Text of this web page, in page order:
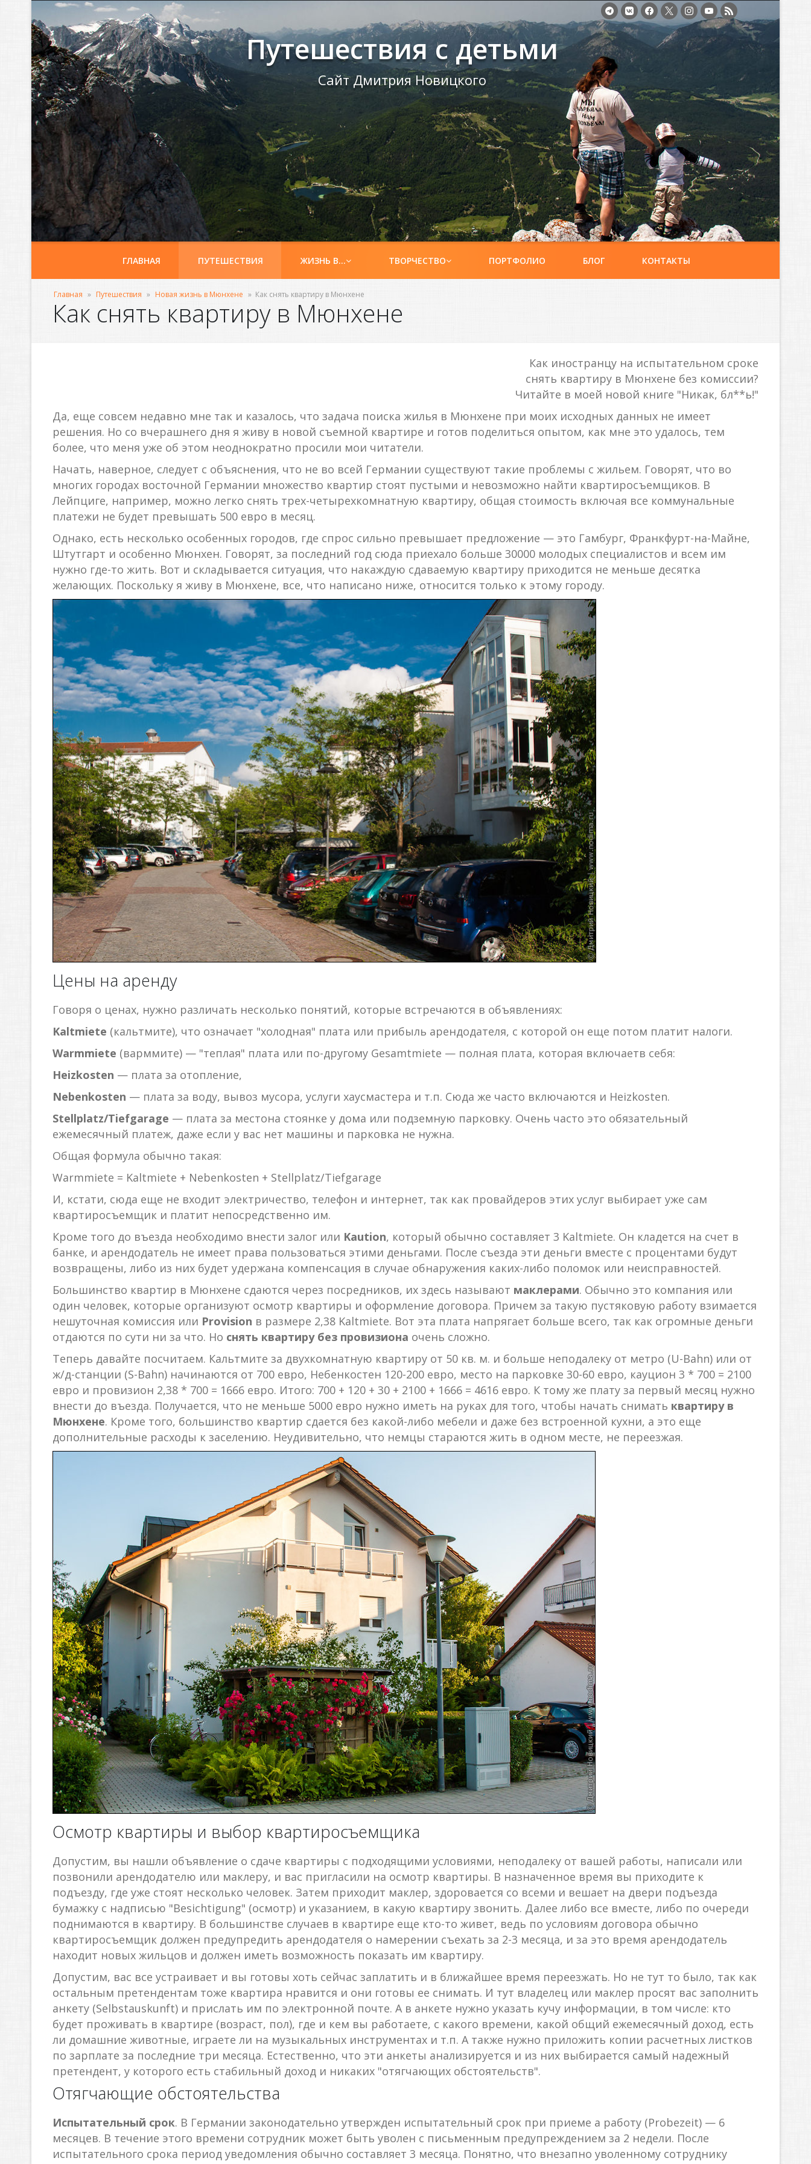
Путешествия с детьми
Сайт Дмитрия Новицкого
ГЛАВНАЯ ПУТЕШЕСТВИЯ ЖИЗНЬ В… ТВОРЧЕСТВО ПОРТФОЛИО БЛОГ КОНТАКТЫ
Главная » Путешествия » Новая жизнь в Мюнхене » Как снять квартиру в Мюнхене
Как снять квартиру в Мюнхене
Как иностранцу на испытательном сроке
снять квартиру в Мюнхене без комиссии?
Читайте в моей новой книге "Никак, бл**ь!"
Да, еще совсем недавно мне так и казалось, что задача поиска жилья в Мюнхене при моих исходных данных не имеет
решения. Но со вчерашнего дня я живу в новой съемной квартире и готов поделиться опытом, как мне это удалось, тем
более, что меня уже об этом неоднократно просили мои читатели.
Начать, наверное, следует с объяснения, что не во всей Германии существуют такие проблемы с жильем. Говорят, что во
многих городах восточной Германии множество квартир стоят пустыми и невозможно найти квартиросъемщиков. В
Лейпциге, например, можно легко снять трех-четырехкомнатную квартиру, общая стоимость включая все коммунальные
платежи не будет превышать 500 евро в месяц.
Однако, есть несколько особенных городов, где спрос сильно превышает предложение — это Гамбург, Франкфурт-на-Майне,
Штутгарт и особенно Мюнхен. Говорят, за последний год сюда приехало больше 30000 молодых специалистов и всем им
нужно где-то жить. Вот и складывается ситуация, что накаждую сдаваемую квартиру приходится не меньше десятка
желающих. Поскольку я живу в Мюнхене, все, что написано ниже, относится только к этому городу.
Цены на аренду
Говоря о ценах, нужно различать несколько понятий, которые встречаются в объявлениях:
Kaltmiete (кальтмите), что означает "холодная" плата или прибыль арендодателя, с которой он еще потом платит налоги.
Warmmiete (варммите) — "теплая" плата или по-другому Gesamtmiete — полная плата, которая включаетв себя:
Heizkosten — плата за отопление,
Nebenkosten — плата за воду, вывоз мусора, услуги хаусмастера и т.п. Сюда же часто включаются и Heizkosten.
Stellplatz/Tiefgarage — плата за местона стоянке у дома или подземную парковку. Очень часто это обязательный
ежемесячный платеж, даже если у вас нет машины и парковка не нужна.
Общая формула обычно такая:
Warmmiete = Kaltmiete + Nebenkosten + Stellplatz/Tiefgarage
И, кстати, сюда еще не входит электричество, телефон и интернет, так как провайдеров этих услуг выбирает уже сам
квартиросъемщик и платит непосредственно им.
Кроме того до въезда необходимо внести залог или Kaution, который обычно составляет 3 Kaltmiete. Он кладется на счет в
банке, и арендодатель не имеет права пользоваться этими деньгами. После съезда эти деньги вместе с процентами будут
возвращены, либо из них будет удержана компенсация в случае обнаружения каких-либо поломок или неисправностей.
Большинство квартир в Мюнхене сдаются через посредников, их здесь называют маклерами. Обычно это компания или
один человек, которые организуют осмотр квартиры и оформление договора. Причем за такую пустяковую работу взимается
нешуточная комиссия или Provision в размере 2,38 Kaltmiete. Вот эта плата напрягает больше всего, так как огромные деньги
отдаются по сути ни за что. Но снять квартиру без провизиона очень сложно.
Теперь давайте посчитаем. Кальтмите за двухкомнатную квартиру от 50 кв. м. и больше неподалеку от метро (U-Bahn) или от
ж/д-станции (S-Bahn) начинаются от 700 евро, Небенкостен 120-200 евро, место на парковке 30-60 евро, кауцион 3 * 700 = 2100
евро и провизион 2,38 * 700 = 1666 евро. Итого: 700 + 120 + 30 + 2100 + 1666 = 4616 евро. К тому же плату за первый месяц нужно
внести до въезда. Получается, что не меньше 5000 евро нужно иметь на руках для того, чтобы начать снимать квартиру в
Мюнхене. Кроме того, большинство квартир сдается без какой-либо мебели и даже без встроенной кухни, а это еще
дополнительные расходы к заселению. Неудивительно, что немцы стараются жить в одном месте, не переезжая.
Осмотр квартиры и выбор квартиросъемщика
Допустим, вы нашли объявление о сдаче квартиры с подходящими условиями, неподалеку от вашей работы, написали или
позвонили арендодателю или маклеру, и вас пригласили на осмотр квартиры. В назначенное время вы приходите к
подъезду, где уже стоят несколько человек. Затем приходит маклер, здоровается со всеми и вешает на двери подъезда
бумажку с надписью "Besichtigung" (осмотр) и указанием, в какую квартиру звонить. Далее либо все вместе, либо по очереди
поднимаются в квартиру. В большинстве случаев в квартире еще кто-то живет, ведь по условиям договора обычно
квартиросъемщик должен предупредить арендодателя о намерении съехать за 2-3 месяца, и за это время арендодатель
находит новых жильцов и должен иметь возможность показать им квартиру.
Допустим, вас все устраивает и вы готовы хоть сейчас заплатить и в ближайшее время переезжать. Но не тут то было, так как
остальным претендентам тоже квартира нравится и они готовы ее снимать. И тут владелец или маклер просят вас заполнить
анкету (Selbstauskunft) и прислать им по электронной почте. А в анкете нужно указать кучу информации, в том числе: кто
будет проживать в квартире (возраст, пол), где и кем вы работаете, с какого времени, какой общий ежемесячный доход, есть
ли домашние животные, играете ли на музыкальных инструментах и т.п. А также нужно приложить копии расчетных листков
по зарплате за последние три месяца. Естественно, что эти анкеты анализируется и из них выбирается самый надежный
претендент, у которого есть стабильный доход и никаких "отягчающих обстоятельств".
Отягчающие обстоятельства
Испытательный срок. В Германии законодательно утвержден испытательный срок при приеме а работу (Probezeit) — 6
месяцев. В течение этого времени сотрудник может быть уволен с письменным предупреждением за 2 недели. После
испытательного срока период уведомления обычно составляет 3 месяца. Понятно, что внезапно уволенному сотруднику